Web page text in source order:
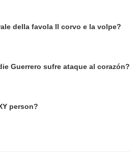
della favola Il corvo e la volpe?
Guerrero sufre ataque al corazón?
person?